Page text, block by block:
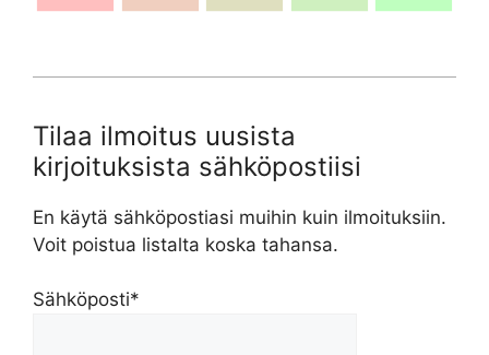
Tilaa ilmoitus uusista
kirjoituksista sähköpostiisi
En käytä sähköpostiasi muihin kuin ilmoituksiin.
Voit poistua listalta koska tahansa.
Sähköposti*